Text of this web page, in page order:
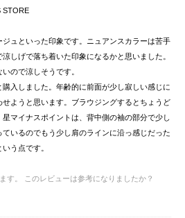
STORE
ュといった印象です。ニュアンスカラーは苦手
しげで落ち着いた印象になるかと思いました。
ので涼しそうです。
入しました。年齢的に前面が少し寂しい感じに
ようと思います。ブラウジングするとちょうど
マイナスポイントは、背中側の袖の部分で少し
いるのでもう少し肩のラインに沿っ感じだった
う点です。
す。
このレビューは参考になりましたか？